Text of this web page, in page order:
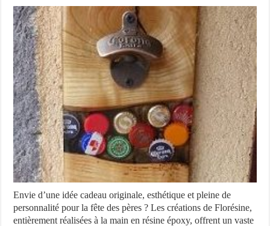
Envie d’une idée cadeau originale, esthétique et pleine de
personnalité pour la fête des pères ? Les créations de Florésine,
entièrement réalisées à la main en résine époxy, offrent un vaste